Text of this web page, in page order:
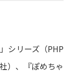
シリーズ（PHP
）、『ぽめちゃ